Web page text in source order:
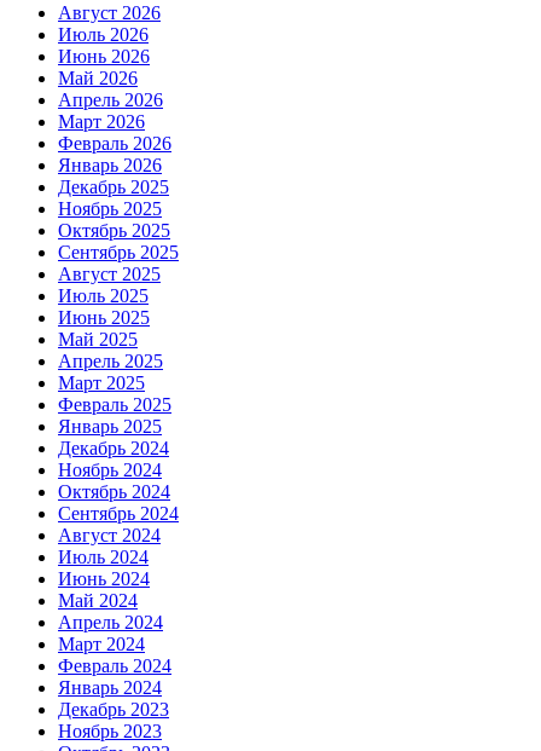
Август 2026
Июль 2026
Июнь 2026
Май 2026
Апрель 2026
Март 2026
Февраль 2026
Январь 2026
Декабрь 2025
Ноябрь 2025
Октябрь 2025
Сентябрь 2025
Август 2025
Июль 2025
Июнь 2025
Май 2025
Апрель 2025
Март 2025
Февраль 2025
Январь 2025
Декабрь 2024
Ноябрь 2024
Октябрь 2024
Сентябрь 2024
Август 2024
Июль 2024
Июнь 2024
Май 2024
Апрель 2024
Март 2024
Февраль 2024
Январь 2024
Декабрь 2023
Ноябрь 2023